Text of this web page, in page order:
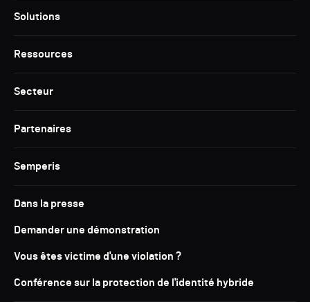
Solutions
Ressources
Secteur
Partenaires
Semperis
Dans la presse
Demander une démonstration
Vous êtes victime d'une violation ?
Conférence sur la protection de l'identité hybride